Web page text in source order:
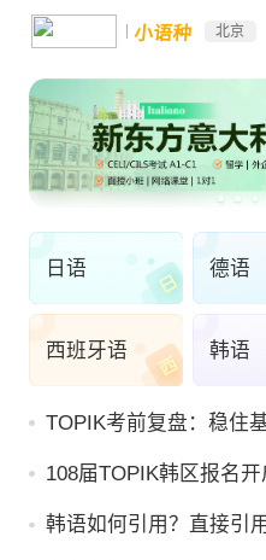
小语种 北京
日语 德语
西班牙语 韩语
TOPIK考前复盘：稳住
108届TOPIK韩区报名开
韩语如何引用？直接引